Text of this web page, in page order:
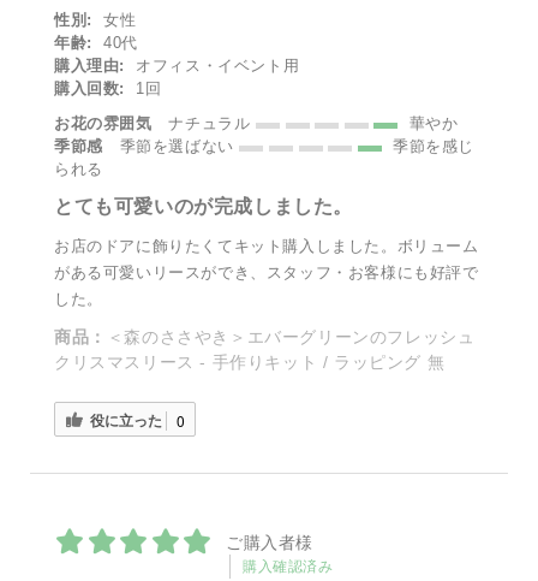
性別:
女性
年齢:
40代
購入理由:
オフィス・イベント用
購入回数:
1回
お花の雰囲気
ナチュラル
華やか
季節感
季節を選ばない
季節を感じ
られる
とても可愛いのが完成しました。
お店のドアに飾りたくてキット購入しました。ボリューム
がある可愛いリースができ、スタッフ・お客様にも好評で
した。
商品：
＜森のささやき＞エバーグリーンのフレッシュ
クリスマスリース - 手作りキット / ラッピング 無
役に立った 0
ご購入者様
購入確認済み